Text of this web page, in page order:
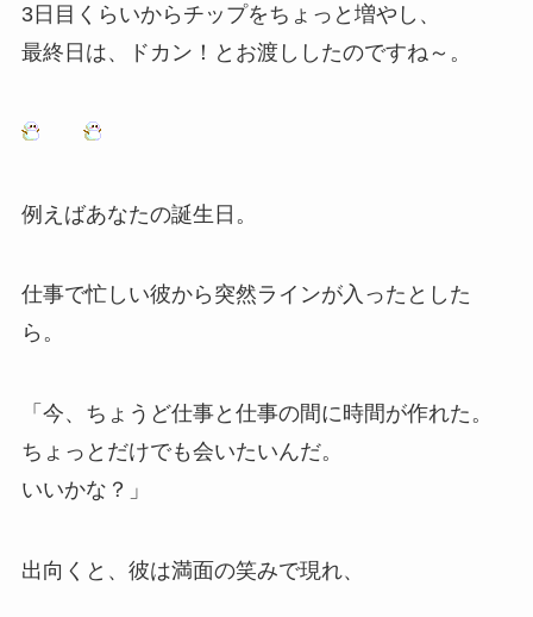
3日目くらいからチップをちょっと増やし、
最終日は、ドカン！とお渡ししたのですね～。
例えばあなたの誕生日。
仕事で忙しい彼から突然ラインが入ったとした
ら。
「今、ちょうど仕事と仕事の間に時間が作れた。
ちょっとだけでも会いたいんだ。
いいかな？」
出向くと、彼は満面の笑みで現れ、